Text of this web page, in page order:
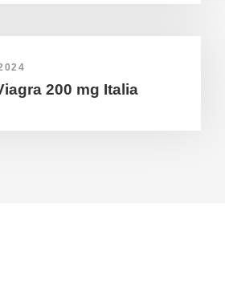
200 mg Italia